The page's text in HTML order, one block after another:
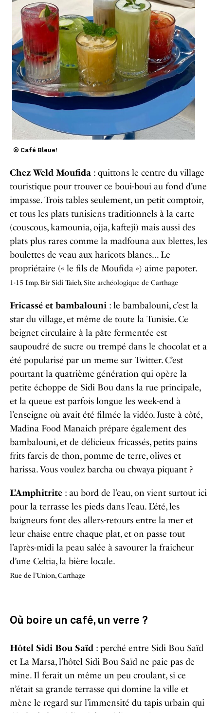
© Café Bleue!
Chez Weld Moufida : quittons le centre du village
touristique pour trouver ce boui-boui au fond d’une
impasse. Trois tables seulement, un petit comptoir,
et tous les plats tunisiens traditionnels à la carte
(couscous, kamounia, ojja, kafteji) mais aussi des
plats plus rares comme la madfouna aux blettes, les
boulettes de veau aux haricots blancs… Le
propriétaire (« le fils de Moufida ») aime papoter.
1-15 Imp. Bir Sidi Taieb, Site archéologique de Carthage
Fricassé et bambalouni : le bambalouni, c’est la
star du village, et même de toute la Tunisie. Ce
beignet circulaire à la pâte fermentée est
saupoudré de sucre ou trempé dans le chocolat et a
été popularisé par un meme sur Twitter. C’est
pourtant la quatrième génération qui opère la
petite échoppe de Sidi Bou dans la rue principale,
et la queue est parfois longue les week-end à
l’enseigne où avait été filmée la vidéo. Juste à côté,
Madina Food Manaich prépare également des
bambalouni, et de délicieux fricassés, petits pains
frits farcis de thon, pomme de terre, olives et
harissa. Vous voulez barcha ou chwaya piquant ?
L’Amphitrite : au bord de l’eau, on vient surtout ici
pour la terrasse les pieds dans l’eau. L’été, les
baigneurs font des allers-retours entre la mer et
leur chaise entre chaque plat, et on passe tout
l’après-midi la peau salée à savourer la fraicheur
d’une Celtia, la bière locale.
Rue de l’Union, Carthage
Où boire un café, un verre ?
Hôtel Sidi Bou Saïd : perché entre Sidi Bou Saïd
et La Marsa, l’hôtel Sidi Bou Saïd ne paie pas de
mine. Il ferait un même un peu croulant, si ce
n’était sa grande terrasse qui domine la ville et
mène le regard sur l’immensité du tapis urbain qui